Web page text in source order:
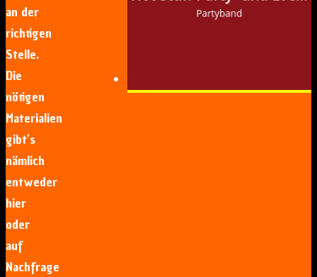
an der
richtigen
Stelle.
Die
nötigen
Materialien
gibt’s
nämlich
entweder
hier
oder
auf
Nachfrage